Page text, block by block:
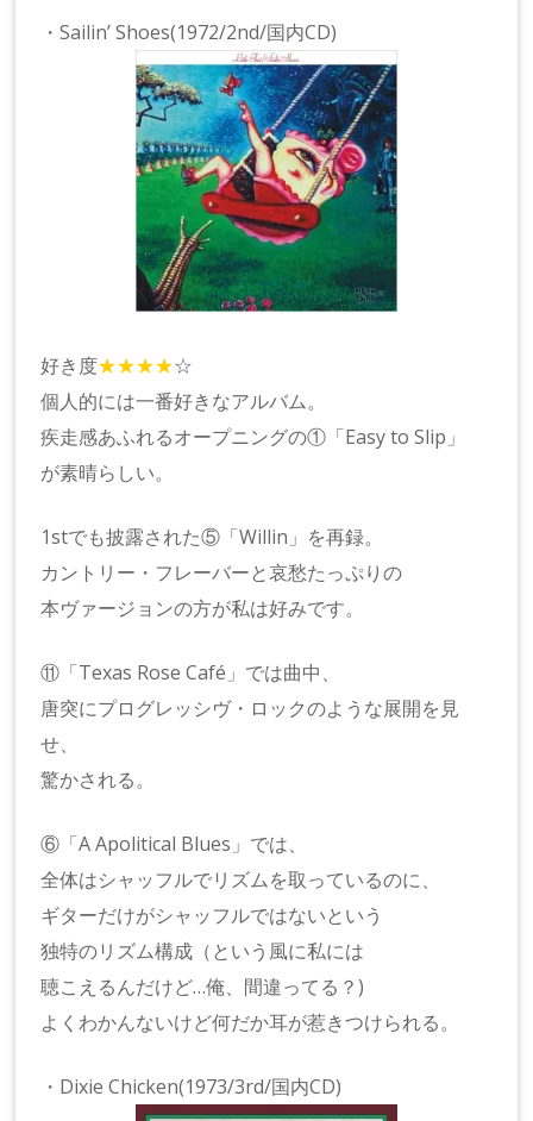
・Sailin’ Shoes(1972/2nd/国内CD)
好き度★★★★☆
個人的には一番好きなアルバム。
疾走感あふれるオープニングの①「Easy to Slip」
が素晴らしい。
1stでも披露された⑤「Willin」を再録。
カントリー・フレーバーと哀愁たっぷりの
本ヴァージョンの方が私は好みです。
⑪「Texas Rose Café」では曲中、
唐突にプログレッシヴ・ロックのような展開を見
せ、
驚かされる。
⑥「A Apolitical Blues」では、
全体はシャッフルでリズムを取っているのに、
ギターだけがシャッフルではないという
独特のリズム構成（という風に私には
聴こえるんだけど…俺、間違ってる？)
よくわかんないけど何だか耳が惹きつけられる。
・Dixie Chicken(1973/3rd/国内CD)